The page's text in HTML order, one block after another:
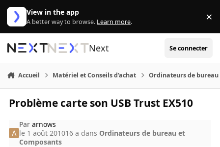
Aller au contenu
View in the app
A better way to browse. Learn more. ×
Next Se connecter
Accueil Matériel et Conseils d'achat Ordinateurs de bureau
Problème carte son USB Trust EX510
Pararnows
le 1 août 201016 a dans Ordinateurs de bureau et
Composants